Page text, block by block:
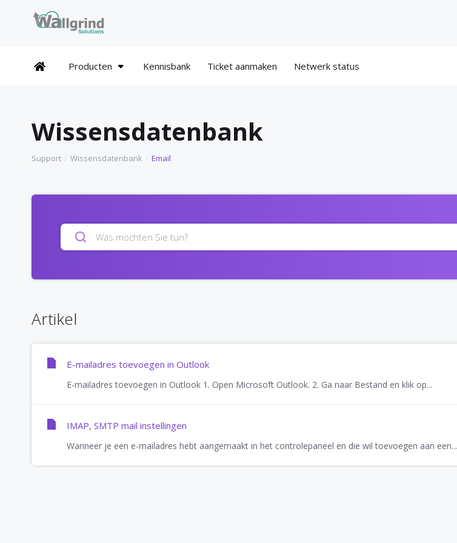
Producten Kennisbank Ticket aanmaken Netwerk status
Wissensdatenbank
Support Wissensdatenbank Email
Artikel
E-mailadres toevoegen in Outlook
E-mailadres toevoegen in Outlook 1. Open Microsoft Outlook. 2. Ga naar Bestand en klik op...
IMAP, SMTP mail instellingen
Wanneer je een e-mailadres hebt aangemaakt in het controlepaneel en die wil toevoegen aan een...